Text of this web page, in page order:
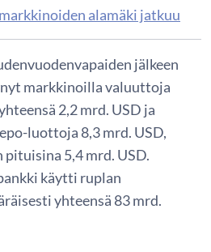
alamäki jatkuu
jälkeen
markkinoilla valuuttoja
2,2 mrd. USD ja
luottoja 8,3 mrd. USD,
pituisina 5,4 mrd. USD.
käytti ruplan
yhteensä 83 mrd.